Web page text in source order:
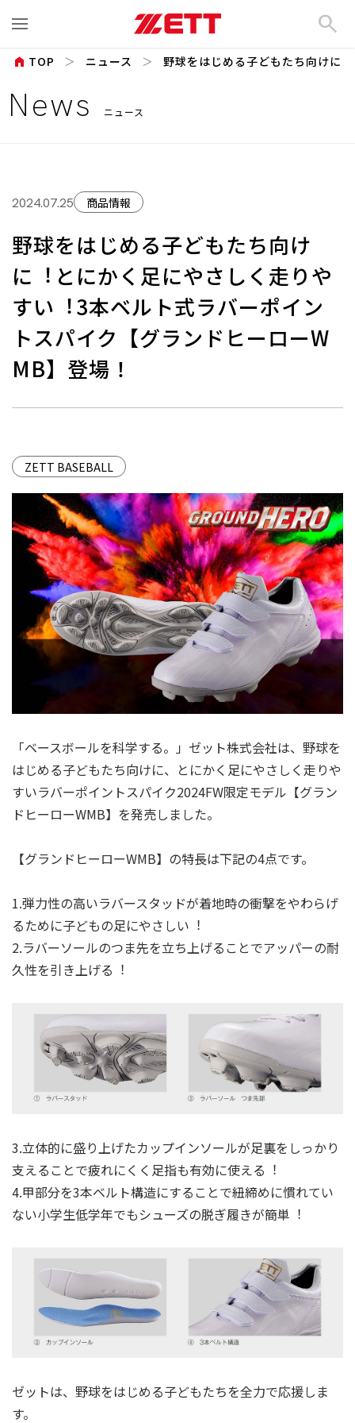
search
News ニュース
home TOP ニュース 野球をはじめる⼦どもたち向けに
2024.07.25 商品情報
野球をはじめる⼦どもたち向け
に︕とにかく⾜にやさしく⾛りや
すい︕3本ベルト式ラバーポイン
トスパイク【グランドヒーローW
MB】登場！
ZETT BASEBALL
「ベースボールを科学する。」ゼット株式会社は、野球を
はじめる⼦どもたち向けに、とにかく足にやさしく走りや
すいラバーポイントスパイク2024FW限定モデル【グラン
ドヒーローWMB】を発売しました。
【グランドヒーローWMB】の特⻑は下記の4点です。
1.弾⼒性の⾼いラバースタッドが着地時の衝撃をやわらげ
るために⼦どもの足にやさしい︕
2.ラバーソールのつま先を⽴ち上げることでアッパーの耐
久性を引き上げる︕
3.⽴体的に盛り上げたカップインソールが足裏をしっかり
⽀えることで疲れにくく足指も有効に使える︕
4.甲部分を3本ベルト構造にすることで紐締めに慣れてい
ない⼩学生低学年でもシューズの脱ぎ履きが簡単︕
ゼットは、野球をはじめる⼦どもたちを全⼒で応援しま
す。